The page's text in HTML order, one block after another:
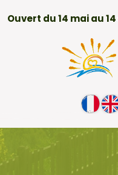
Ouvert du 14 mai au